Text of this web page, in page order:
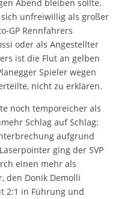
Abend bleiben sollte.
unfreiwillig als großer
GP Rennfahrers
oder als Angestellter
ist die Flut an gelben
Spieler wegen
nicht zu erklären.
noch temporeicher als
Schlag auf Schlag:
aufgrund
ging der SVP
einen mehr als
den Donik Demolli
2:1 in Führung und